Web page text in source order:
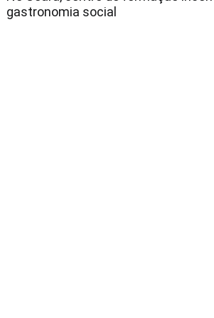
gastronomia social